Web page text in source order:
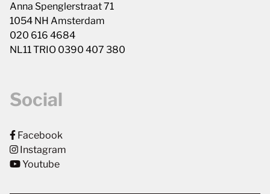
Anna Spenglerstraat 71
1054 NH Amsterdam
020 616 4684
NL11 TRIO 0390 407 380
Social
Facebook
Instagram
Youtube